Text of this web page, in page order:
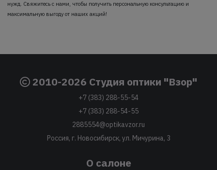
нужд. Свяжитесь с нами, чтобы получить персональную консультацию и
максимальную выгоду от наших акций!
2010-2026 Студия оптики "Взор"
+7 (383) 288-55-54
+7 (383) 288-54-55
2885554@optikavzor.ru
Россия, г. Новосибирск, ул. Мичурина, 3
О салоне